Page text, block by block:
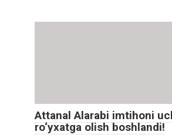
Attanal Alarabi imtihoni
ro‘yxatga olish boshlandi!